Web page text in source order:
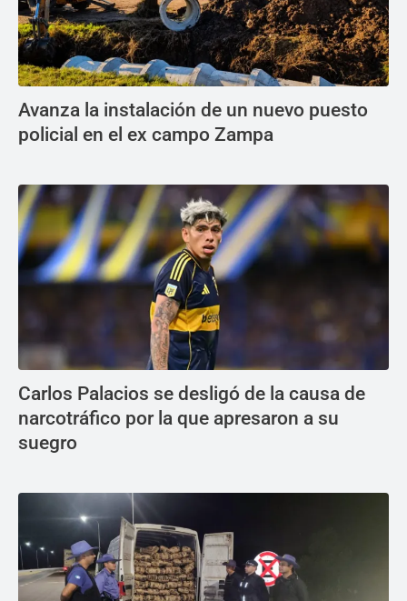
Avanza la instalación de un nuevo puesto
policial en el ex campo Zampa
Carlos Palacios se desligó de la causa de
narcotráfico por la que apresaron a su
suegro